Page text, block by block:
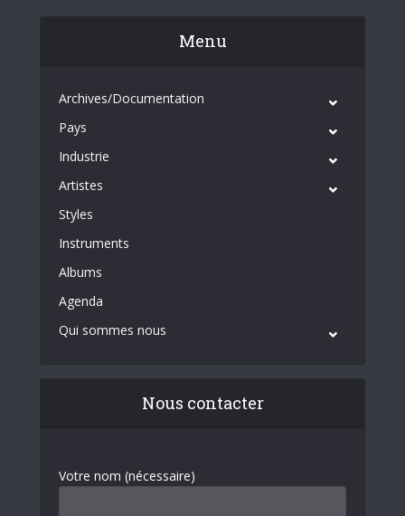
Menu
Archives/Documentation
Pays
Industrie
Artistes
Styles
Instruments
Albums
Agenda
Qui sommes nous
Nous contacter
Votre nom (nécessaire)